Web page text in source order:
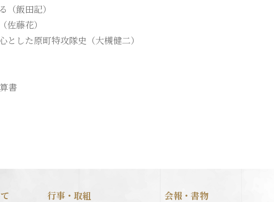
（飯田記）
佐藤花）
した原町特攻隊史（大槻健二）
書
行事・取組 会報・書物